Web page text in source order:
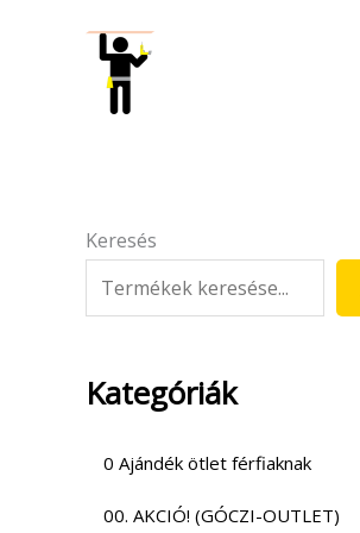
Keresés
Kategóriák
0 Ajándék ötlet férfiaknak
00. AKCIÓ! (GÓCZI-OUTLET)